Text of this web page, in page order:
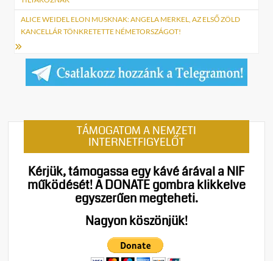
ALICE WEIDEL ELON MUSKNAK: ANGELA MERKEL, AZ ELSŐ ZÖLD
KANCELLÁR TÖNKRETETTE NÉMETORSZÁGOT!
TÁMOGATOM A NEMZETI
INTERNETFIGYELŐT
Kérjük, támogassa egy kávé árával a NIF
működését!A DONATE gombra klikkelve
egyszerűen megteheti.
Nagyon köszönjük!